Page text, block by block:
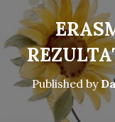
Published by